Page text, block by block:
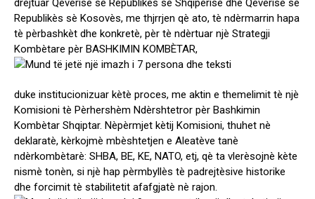
drejtuar Qeverisè sè Republikès sè Shqipèrisè dhe Qeverisè sè
Republikès sè Kosovès, me thjrrjen qè ato, tè ndèrmarrin hapa
tè pèrbashkèt dhe konkretè, pèr tè ndèrtuar njè Strategji
Kombètare pèr BASHKIMIN KOMBÈTAR,
duke institucionizuar kètè proces, me aktin e themelimit tè njè
Komisioni tè Pèrhershèm Ndèrshtetror pèr Bashkimin
Kombètar Shqiptar. Nèpèrmjet kètij Komisioni, thuhet nè
deklaratè, kèrkojmè mbèshtetjen e Aleatève tanè
ndèrkombètarè: SHBA, BE, KE, NATO, etj, qè ta vlerèsojnè kète
nismè tonèn, si njè hap pèrmbyllès tè padrejtèsive historike
dhe forcimit tè stabilitetit afafgjatè nè rajon.